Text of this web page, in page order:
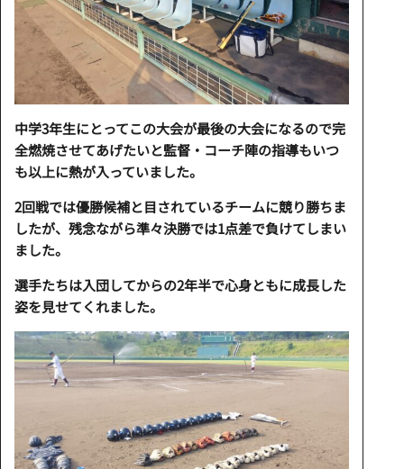
中学3年生にとってこの大会が最後の大会になるので完
全燃焼させてあげたいと監督・コーチ陣の指導もいつ
も以上に熱が入っていました。
2回戦では優勝候補と目されているチームに競り勝ちま
したが、残念ながら準々決勝では1点差で負けてしまい
ました。
選手たちは入団してからの2年半で心身ともに成長した
姿を見せてくれました。